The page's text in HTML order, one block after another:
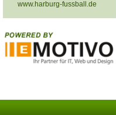
www.harburg-fussball.de